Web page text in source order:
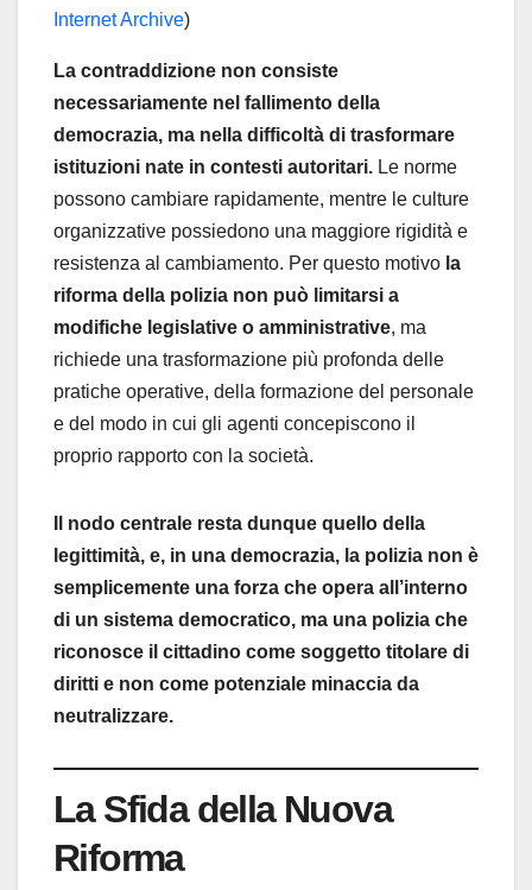
Internet Archive)
La contraddizione non consiste
necessariamente nel fallimento della
democrazia, ma nella difficoltà di trasformare
istituzioni nate in contesti autoritari. Le norme
possono cambiare rapidamente, mentre le culture
organizzative possiedono una maggiore rigidità e
resistenza al cambiamento. Per questo motivo la
riforma della polizia non può limitarsi a
modifiche legislative o amministrative, ma
richiede una trasformazione più profonda delle
pratiche operative, della formazione del personale
e del modo in cui gli agenti concepiscono il
proprio rapporto con la società.
Il nodo centrale resta dunque quello della
legittimità, e, in una democrazia, la polizia non è
semplicemente una forza che opera all’interno
di un sistema democratico, ma una polizia che
riconosce il cittadino come soggetto titolare di
diritti e non come potenziale minaccia da
neutralizzare.
La Sfida della Nuova
Riforma